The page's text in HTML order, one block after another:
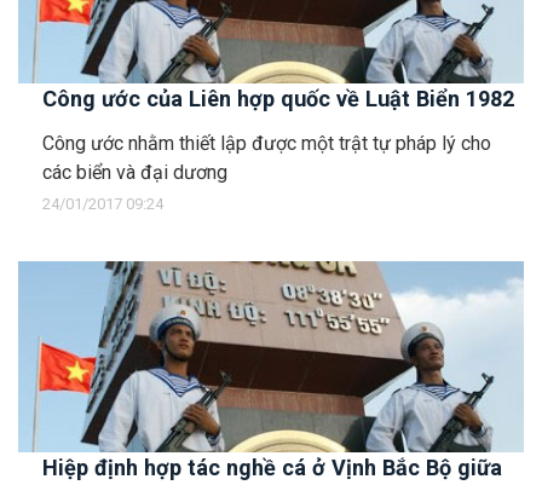
Công ước của Liên hợp quốc về Luật Biển 1982
Công ước nhằm thiết lập được một trật tự pháp lý cho
các biển và đại dương
24/01/2017 09:24
Hiệp định hợp tác nghề cá ở Vịnh Bắc Bộ giữa